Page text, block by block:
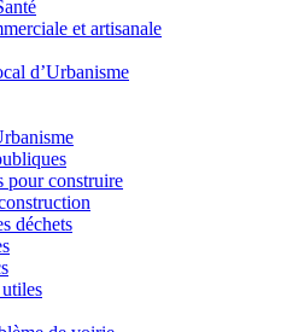
et artisanale
d’Urbanisme
pour construire
déchets